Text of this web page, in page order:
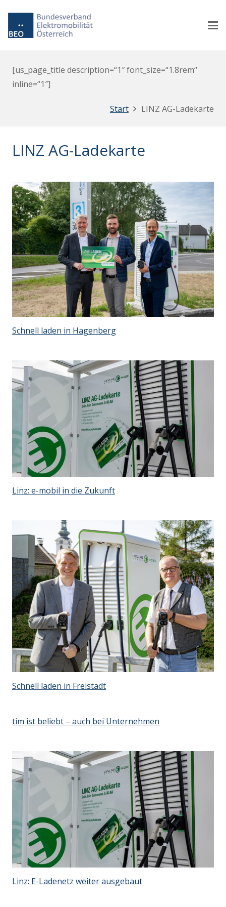
[us_page_title description=“1″ font_size=“1.8rem“
inline=“1″]
Start LINZ AG-Ladekarte
LINZ AG-Ladekarte
Schnell laden in Hagenberg
Linz: e-mobil in die Zukunft
Schnell laden in Freistadt
tim ist beliebt – auch bei Unternehmen
Linz: E-Ladenetz weiter ausgebaut